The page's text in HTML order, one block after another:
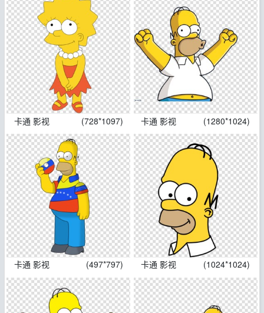
卡通 影视 (728*1097) 卡通 影视 (1280*1024)
卡通 影视 (497*797) 卡通 影视 (1024*1024)